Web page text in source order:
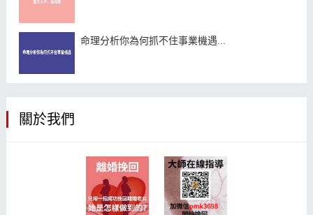
命理分析你為何抓不住事業機遇...
關於我們